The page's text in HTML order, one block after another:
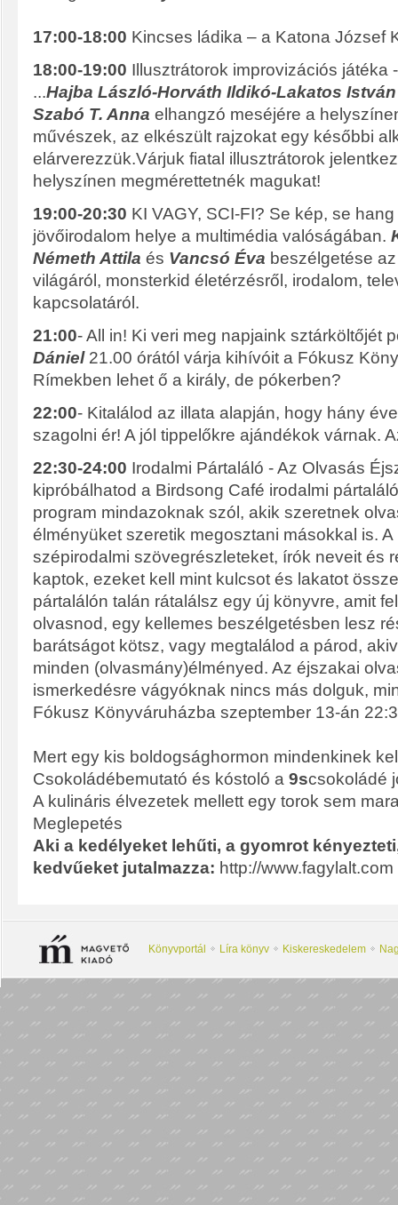
17:00-18:00 Kincses ládika – a Katona József
18:00-19:00 Illusztrátorok improvizációs játéka
...Hajba László-Horváth Ildikó-Lakatos István
Szabó T. Anna elhangzó meséjére a
művészek, az elkészült rajzokat egy későbbi
elárverezzük.Várjuk fiatal illusztrátorok
helyszínen megmérettetnék magukat!
19:00-20:30 KI VAGY, SCI-FI? Se kép, se
jövőirodalom helye a multimédia valóságában.
Németh Attila és Vancsó Éva beszélgetése
világáról, monsterkid életérzésről, irodalom,
kapcsolatáról.
21:00- All in! Ki veri meg napjaink sztárköltőjét
Dániel21.00 órától várja kihívóit a Fókusz
Rímekben lehet ő a király, de pókerben?
22:00- Kitalálod az illata alapján, hogy hány
szagolni ér! A jól tippelőkre ajándékok várnak.
22:30-24:00 Irodalmi Pártaláló - Az Olvasás
kipróbálhatod a Birdsong Café irodalmi
program mindazoknak szól, akik szeretnek
élményüket szeretik megosztani másokkal is.
szépirodalmi szövegrészleteket, írók neveit és
kaptok, ezeket kell mint kulcsot és lakatot
pártalálón talán rátalálsz egy új könyvre, amit
olvasnod, egy kellemes beszélgetésben lesz
barátságot kötsz, vagy megtalálod a párod,
minden (olvasmány)élményed. Az éjszakai
ismerkedésre vágyóknak nincs más dolguk,
Fókusz Könyváruházba szeptember 13-án
Mert egy kis boldogsághormon mindenkinek
Csokoládébemutató és kóstoló a 9scsokoládé
A kulináris élvezetek mellett egy torok sem
Meglepetés
Aki a kedélyeket lehűti, a gyomrot
kedvűeket jutalmazza: http://www.fagylalt.com
Könyvportál Líra könyv Kiskereskedelem